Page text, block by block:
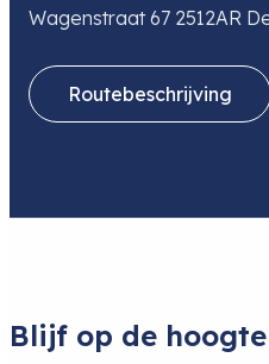
Wagenstraat 67 2512AR
Routebeschrijving
Blijf op de